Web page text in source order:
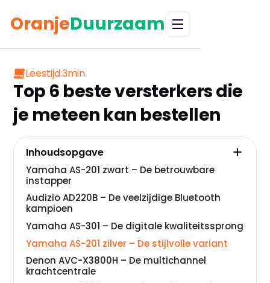
OranjeDuurzaam
Leestijd:3min.
Top 6 beste versterkers die
je meteen kan bestellen
Inhoudsopgave
Yamaha AS-201 zwart – De betrouwbare
instapper
Audizio AD220B – De veelzijdige Bluetooth
kampioen
Yamaha AS-301 – De digitale kwaliteitssprong
Yamaha AS-201 zilver – De stijlvolle variant
Denon AVC-X3800H – De multichannel
krachtcentrale